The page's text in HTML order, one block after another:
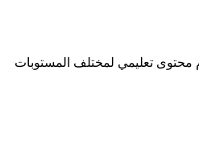
محتوى تعليمي لمختلف المستوبات